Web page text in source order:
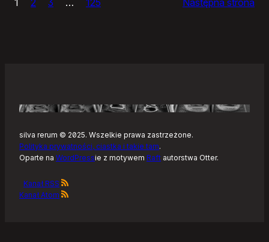
–
Linuksa
silva rerum © 2025. Wszelkie prawa zastrzeżone.
Polityka prywatności, ciastka i takie tam.
Oparte na WordPressie z motywem Raft autorstwa Otter.
Kanał RSS
Kanał Atom